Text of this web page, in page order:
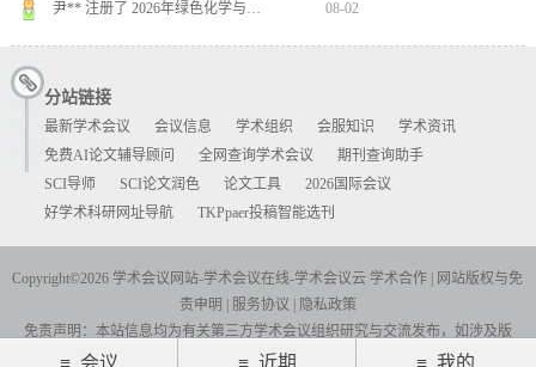
08-02
尹** 注册了 2026年绿色化学与…
08-01
郑** 注册了 第九届计算机信息科学…
张** 注册了 2026年医药生物技…
08-06
卜** 注册了 2026年IEEE第…
08-05
李** 注册了 2026年智能医学与…
08-05
王** 注册了 2026年第十一届电…
08-04
刘** 注册了 2026年超导材料、…
08-04
Z** 注册了 2026年安全科学与…
08-03
史** 注册了 2026药学、中医学…
分站链接
最新学术会议 会议信息 学术组织 会服知识
学术资讯
免费AI论文辅导顾问
全网查询学术会议
期刊查询助手
SCI导师
SCI论文润色 论文工具
2026国际会议
好学术科研网址导航
TKPpaer投稿智能选刊
Copyright©2026 学术会议网站-学术会议在线-学术会议云 学术合作 | 网站版权与免
责申明 | 服务协议 | 隐私政策
免责声明：本站信息均为有关第三方学术会议组织研究与交流发布，如涉及版
权，如有请联系告之，24小时内删除.
≡ 会议 ≡ 近期 ≡ 我的